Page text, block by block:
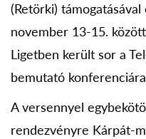
(Retörki)
november 13-15.
Ligetben került sor a
bemutató
A versennyel
rendezvényre Kárpát-